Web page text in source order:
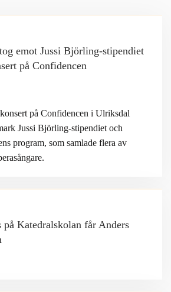
emot Jussi Björling-stipendiet
på Confidencen
på Confidencen i Ulriksdal
Jussi Björling-stipendiet och
program, som samlade flera av
Katedralskolan får Anders